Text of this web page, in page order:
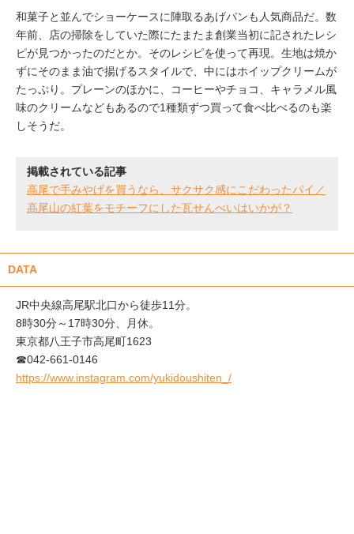
和菓子と並んでショーケースに陣取るあげパンも人気商品だ。数
年前、店の掃除をしていた際にたまたま創業当初に記されたレシ
ピが見つかったのだとか。そのレシピを使って再現。生地は焼か
ずにそのまま油で揚げるスタイルで、中にはホイップクリームが
たっぷり。プレーンのほかに、コーヒーやチョコ、キャラメル風
味のクリームなどもあるので1種類ずつ買って食べ比べるのも楽
しそうだ。
掲載されている記事
高尾で手みやげを買うなら、サクサク感にこだわったパイ／
高尾山の紅葉をモチーフにした瓦せんべいはいかが？
DATA
JR中央線高尾駅北口から徒歩11分。
8時30分～17時30分、月休。
東京都八王子市高尾町1623
☎042-661-0146
https://www.instagram.com/yukidoushiten_/